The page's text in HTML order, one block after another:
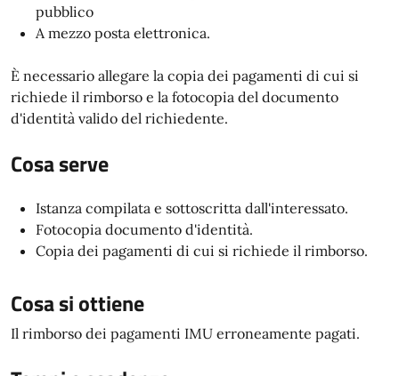
pubblico
A mezzo posta elettronica.
È necessario allegare la copia dei pagamenti di cui si
richiede il rimborso e la fotocopia del documento
d'identità valido del richiedente.
Cosa serve
Istanza compilata e sottoscritta dall'interessato.
Fotocopia documento d'identità.
Copia dei pagamenti di cui si richiede il rimborso.
Cosa si ottiene
Il rimborso dei pagamenti IMU erroneamente pagati.